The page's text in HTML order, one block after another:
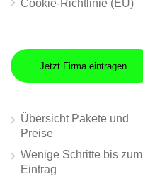
Cookie-Richtlinie (EU)
Jetzt Firma eintragen
Übersicht Pakete und
Preise
Wenige Schritte bis zum
Eintrag